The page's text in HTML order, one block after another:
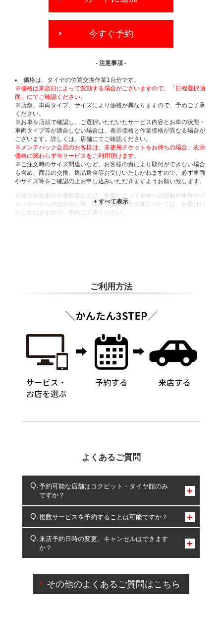
OPTIONS
今すぐ予約
- 注意事項 -
価格は、タイヤの位置交換作業1台分です。
※価格は来店日によって変動する場合がございますので、「日程選択画
面」にてご確認ください。
※店舗、車両タイプ、サイズにより価格が異なりますので、予めご了承
ください。
※お車を店頭で確認し、ご選択いただいたサービス内容とお車の状態・
車両タイプ等が適合しない場合は、表示価格と作業価格が異なる場合が
ございます。詳しくは、店舗にてご確認ください。
※メンテパック会員のお客様は、未使用チケットをお持ちの場合、表示
価格に関わらず当サービスをご利用頂けます。
※ご注文時のサイズ間違いなど、お客様の責により取付ができない場合
も含め、商品の交換、返品返金等お受けいたしかねますので、必ず車両
やサイズ等をご確認の上お申し込みいただきますようお願い致します。
※違法改造車の入庫作業および、作業によって車体への接触や車枠やフ
ェンダーからのはみ出し等、法規を逸脱する作業については、お受けい
たしかねますので、予めご了承ください。
ご利用方法
よくあるご質問
予約可能な店舗はコクピット・タイヤ館のみ
ですか？
コクピット・タイヤ館のみとなります。
複数サービスを予約することは可能ですか？
複数サービスのご予約は可能です。
一部の商品・サービスの組み合わせに限り、同時にご予約が
出来ないものもございます。
来店予約日時の変更、キャンセルはできます
か？
ご来店予約日の3営業日前を過ぎている場合のご予約
の日時変更につきましては、直接ご予約の店舗まで
その他のよくあるご質問はこちら